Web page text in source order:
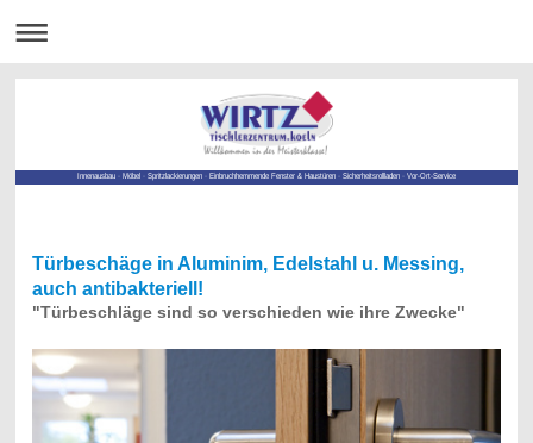
Innenausbau · Möbel · Spritzlackierungen · Einbruchhemmende Fenster & Haustüren · Sicherheitsrollladen · Vor-Ort-Service
Türbeschäge in Aluminim, Edelstahl u. Messing,
auch antibakteriell!
"Türbeschläge sind so verschieden wie ihre Zwecke"